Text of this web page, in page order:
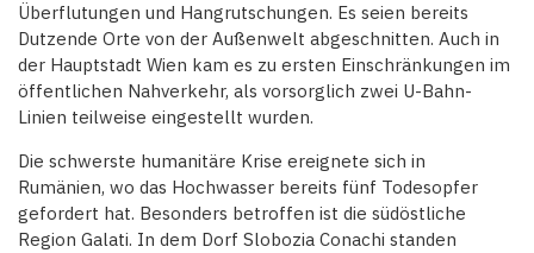
Überflutungen und Hangrutschungen. Es seien bereits
Dutzende Orte von der Außenwelt abgeschnitten. Auch in
der Hauptstadt Wien kam es zu ersten Einschränkungen im
öffentlichen Nahverkehr, als vorsorglich zwei U-Bahn-
Linien teilweise eingestellt wurden.
Die schwerste humanitäre Krise ereignete sich in
Rumänien, wo das Hochwasser bereits fünf Todesopfer
gefordert hat. Besonders betroffen ist die südöstliche
Region Galati. In dem Dorf Slobozia Conachi standen